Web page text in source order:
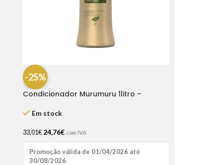
-25%
Condicionador Murumuru 1litro –
Em stock
33,01€ 24,76€ com IVA
Promoção válida de 01/04/2026 até
30/08/2026